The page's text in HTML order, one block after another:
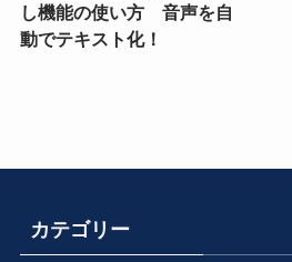
し機能の使い方 音声を自
動でテキスト化！
カテゴリー